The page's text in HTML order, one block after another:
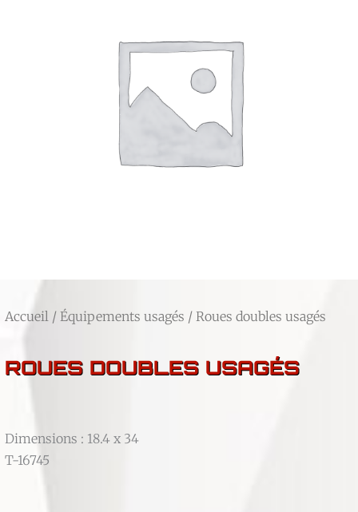
Accueil / Équipements usagés / Roues doubles usagés
ROUES DOUBLES USAGÉS
Dimensions : 18.4 x 34
T-16745